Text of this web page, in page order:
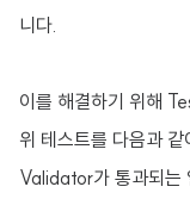
니다.
이를 해결하기 위해
위 테스트를 다음과
Validator가 통과되는